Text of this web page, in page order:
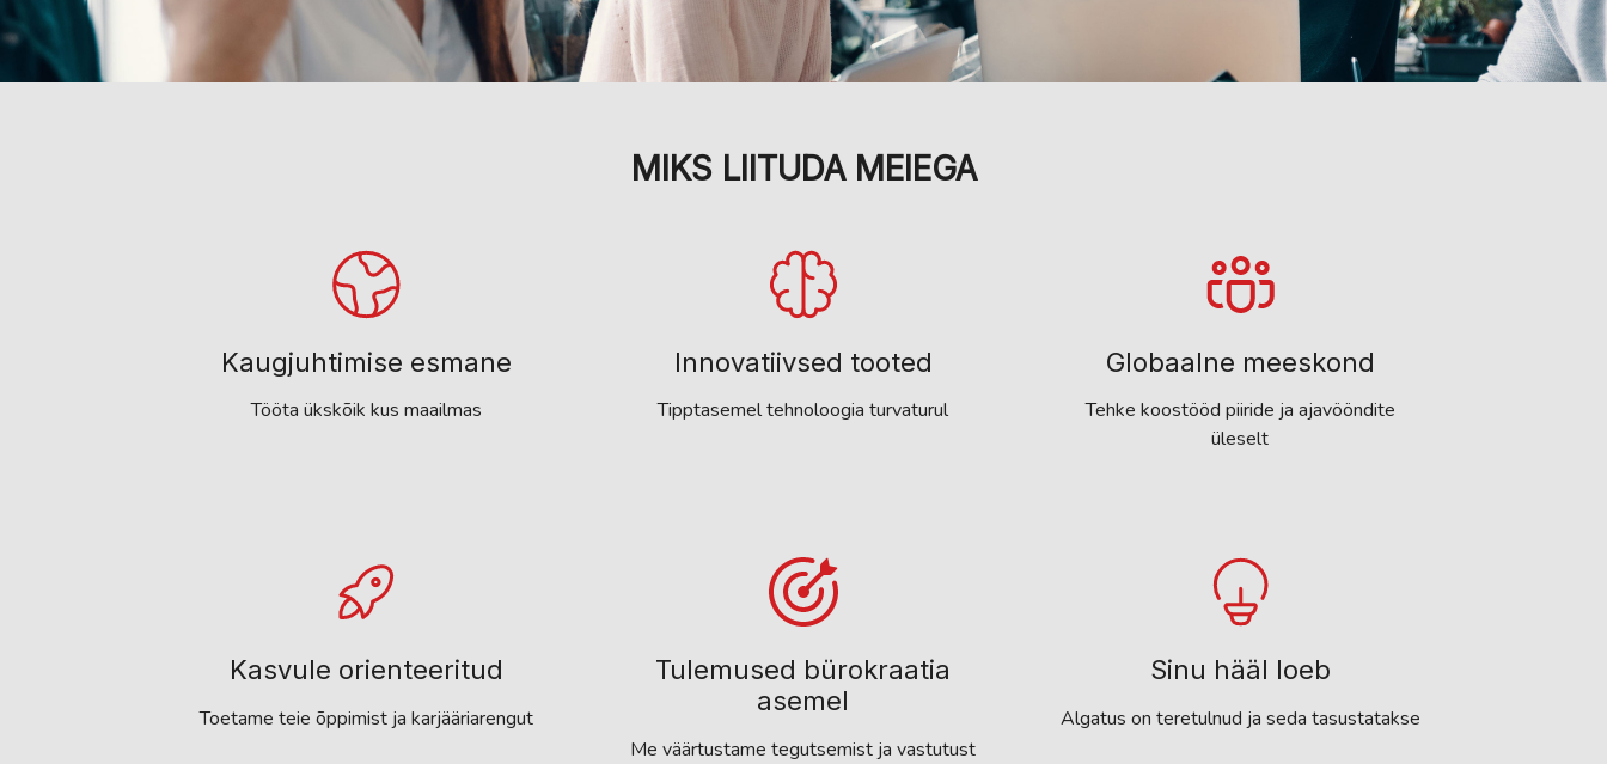
MIKS LIITUDA MEIEGA
Kaugjuhtimise esmane
Tööta ükskõik kus maailmas
Innovatiivsed tooted
Tipptasemel tehnoloogia turvaturul
Globaalne meeskond
Tehke koostööd piiride ja ajavööndite
üleselt
Kasvule orienteeritud
Toetame teie õppimist ja karjääriarengut
Tulemused bürokraatia
asemel
Me väärtustame tegutsemist ja vastutust
Sinu hääl loeb
Algatus on teretulnud ja seda tasustatakse